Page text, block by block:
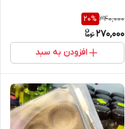
340,000
20%
270,000
افزودن به سبد